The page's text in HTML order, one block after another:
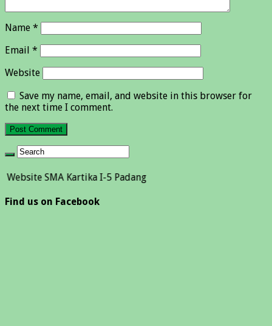
Name *
Email *
Website
Save my name, email, and website in this browser for
the next time I comment.
Kartika I-5 Padang
Find us on Facebook